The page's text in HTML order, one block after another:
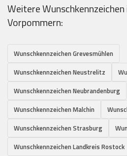
Weitere
Vorpommern:
Wunschkennzeichen Grevesmühlen
Wunschkennzeichen Neustrelitz
Wunschkennzeichen Neubrandenburg
Wunschkennzeichen Malchin
Wunschkennzeichen Strasburg
Wunschkennzeichen Landkreis Rostock